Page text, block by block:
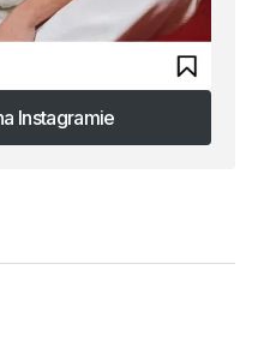
Instagramie
Instagramie